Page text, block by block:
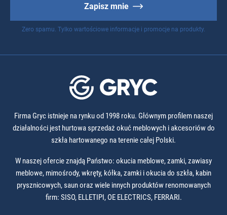
Zapisz mnie
Zero spamu. Tylko wartościowe informacje i promocje na produkty.
Firma Gryc istnieje na rynku od 1998 roku. Głównym profilem naszej
działalności jest hurtowa sprzedaż okuć meblowych i akcesoriów do
szkła hartowanego na terenie całej Polski.
W naszej ofercie znajdą Państwo: okucia meblowe, zamki, zawiasy
meblowe, mimośrody, wkręty, kółka, zamki i okucia do szkła, kabin
prysznicowych, saun oraz wiele innych produktów renomowanych
firm: SISO, ELLETIPI, OE ELECTRICS, FERRARI.